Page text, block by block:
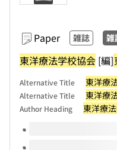
Paper 雑誌 雑
東洋療法学校協会 [編]
Alternative Title 東洋療
Alternative Title 東洋療
Author Heading 東洋療
Volumes of this title